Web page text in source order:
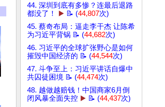
44. 深圳到底有多惨？连最后退路
都没了！
▶️ 📝 (44,807次)
45. 蔡奇布局：逼走李干杰 让陈希
为习近平背锅 📝 (44,682次)
46. 习近平的全球扩张野心是如何
摧毁中国经济的 📝 (44,544次)
47. 斗争至上：习近平讲话自爆中
共囚徒困境 📝 (44,474次)
48. 越做越赔钱！中国商家6月倒
闭风暴全面失控 ▶️ 📝 (44,437次)